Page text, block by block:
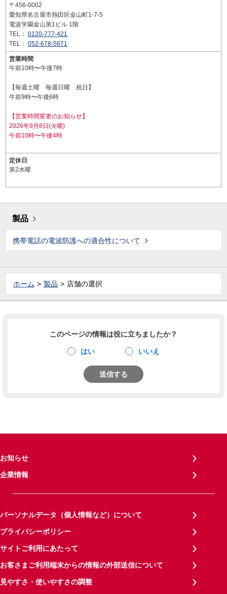
〒456-0002
愛知県名古屋市熱田区金山町1-7-5
電波学園金山第1ビル 1階
TEL： 0120-777-421
TEL： 052-678-5671
営業時間
午前10時〜午後7時
【毎週土曜 毎週日曜 祝日】
午前9時〜午後6時
【営業時間変更のお知らせ】
2026年9月8日(火曜)
午前10時〜午後4時
定休日
第2水曜
製品
携帯電話の電波防護への適合性について
ホーム 製品 店舗の選択
このページの情報は役に立ちましたか？
はい いいえ
送信する
お知らせ
企業情報
パーソナルデータ（個人情報など）について
プライバシーポリシー
サイトご利用にあたって
お客さまご利用端末からの情報の外部送信について
見やすさ・使いやすさの調整